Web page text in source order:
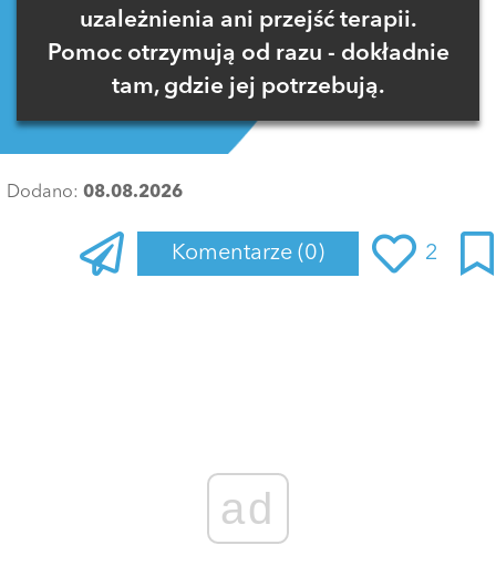
uzależnienia ani przejść terapii.
Pomoc otrzymują od razu - dokładnie
tam, gdzie jej potrzebują.
Dodano: 08.08.2026
Komentarze (0) 2
ad